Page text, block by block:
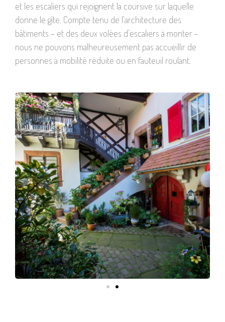
et les escaliers qui rejoignent la coursive sur laquelle
donne le gîte. Compte tenu de l’architecture des
bâtiments – et des deux volées d’escaliers à monter –
nous ne pouvons malheureusement pas accueillir de
personnes à mobilité réduite ou en fauteuil roulant.